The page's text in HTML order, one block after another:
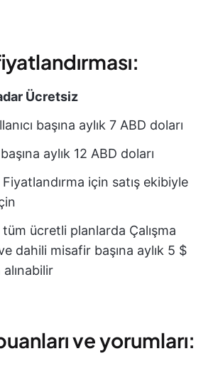
Ücretsiz
başına aylık 7 ABD doları
başına aylık 12 ABD doları
Fiyatlandırma için satış ekibiyle
tüm ücretli planlarda Çalışma
dahili misafir başına aylık 5 $
ve yorumları: